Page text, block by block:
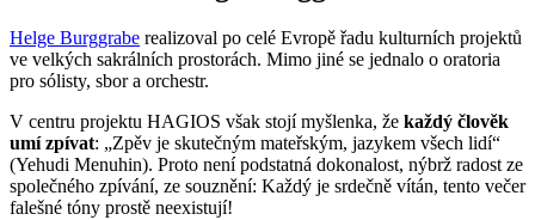
Helge Burggrabe realizoval po celé Evropě řadu kulturních projektů
ve velkých sakrálních prostorách. Mimo jiné se jednalo o oratoria
pro sólisty, sbor a orchestr.
V centru projektu HAGIOS však stojí myšlenka, že každý člověk
umí zpívat: „Zpěv je skutečným mateřským, jazykem všech lidí“
(Yehudi Menuhin). Proto není podstatná dokonalost, nýbrž radost ze
společného zpívání, ze souznění: Každý je srdečně vítán, tento večer
falešné tóny prostě neexistují!